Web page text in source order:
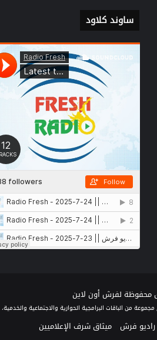
ساوند كلاود
فرش ميثاق شرف الإعلاميين